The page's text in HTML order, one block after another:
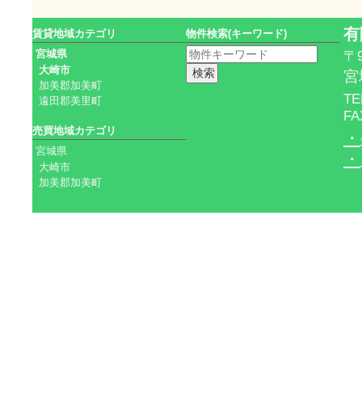
賃貸地域カテゴリ
宮城県
大崎市
加美郡加美町
遠田郡美里町
売買地域カテゴリ
宮城県
大崎市
加美郡加美町
物件検索(キーワード)
〒
宮
・
・